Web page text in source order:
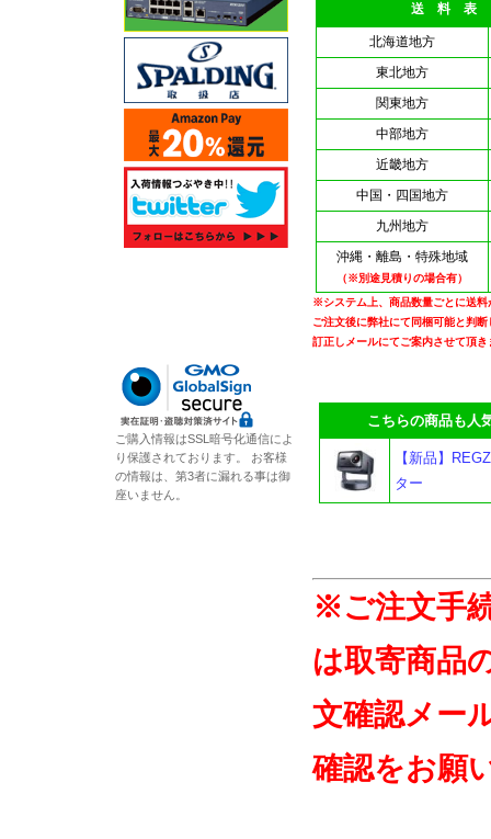
送 料 表
北海道地方
東北地方
関東地方
中部地方
近畿地方
中国・四国地方
九州地方
沖縄・離島・特殊地域
（※別途見積りの場合有）
※システム上、商品数量ごとに送料
ご注文後に弊社にて同梱可能と判
訂正しメールにてご案内させて頂き
こちらの商品も人気
【新品】
ター
※ご注文手
は取寄商品
文確認メー
確認をお願
ご購入情報はSSL暗号化通信によ
り保護されております。 お客様
の情報は、第3者に漏れる事は御
座いません。